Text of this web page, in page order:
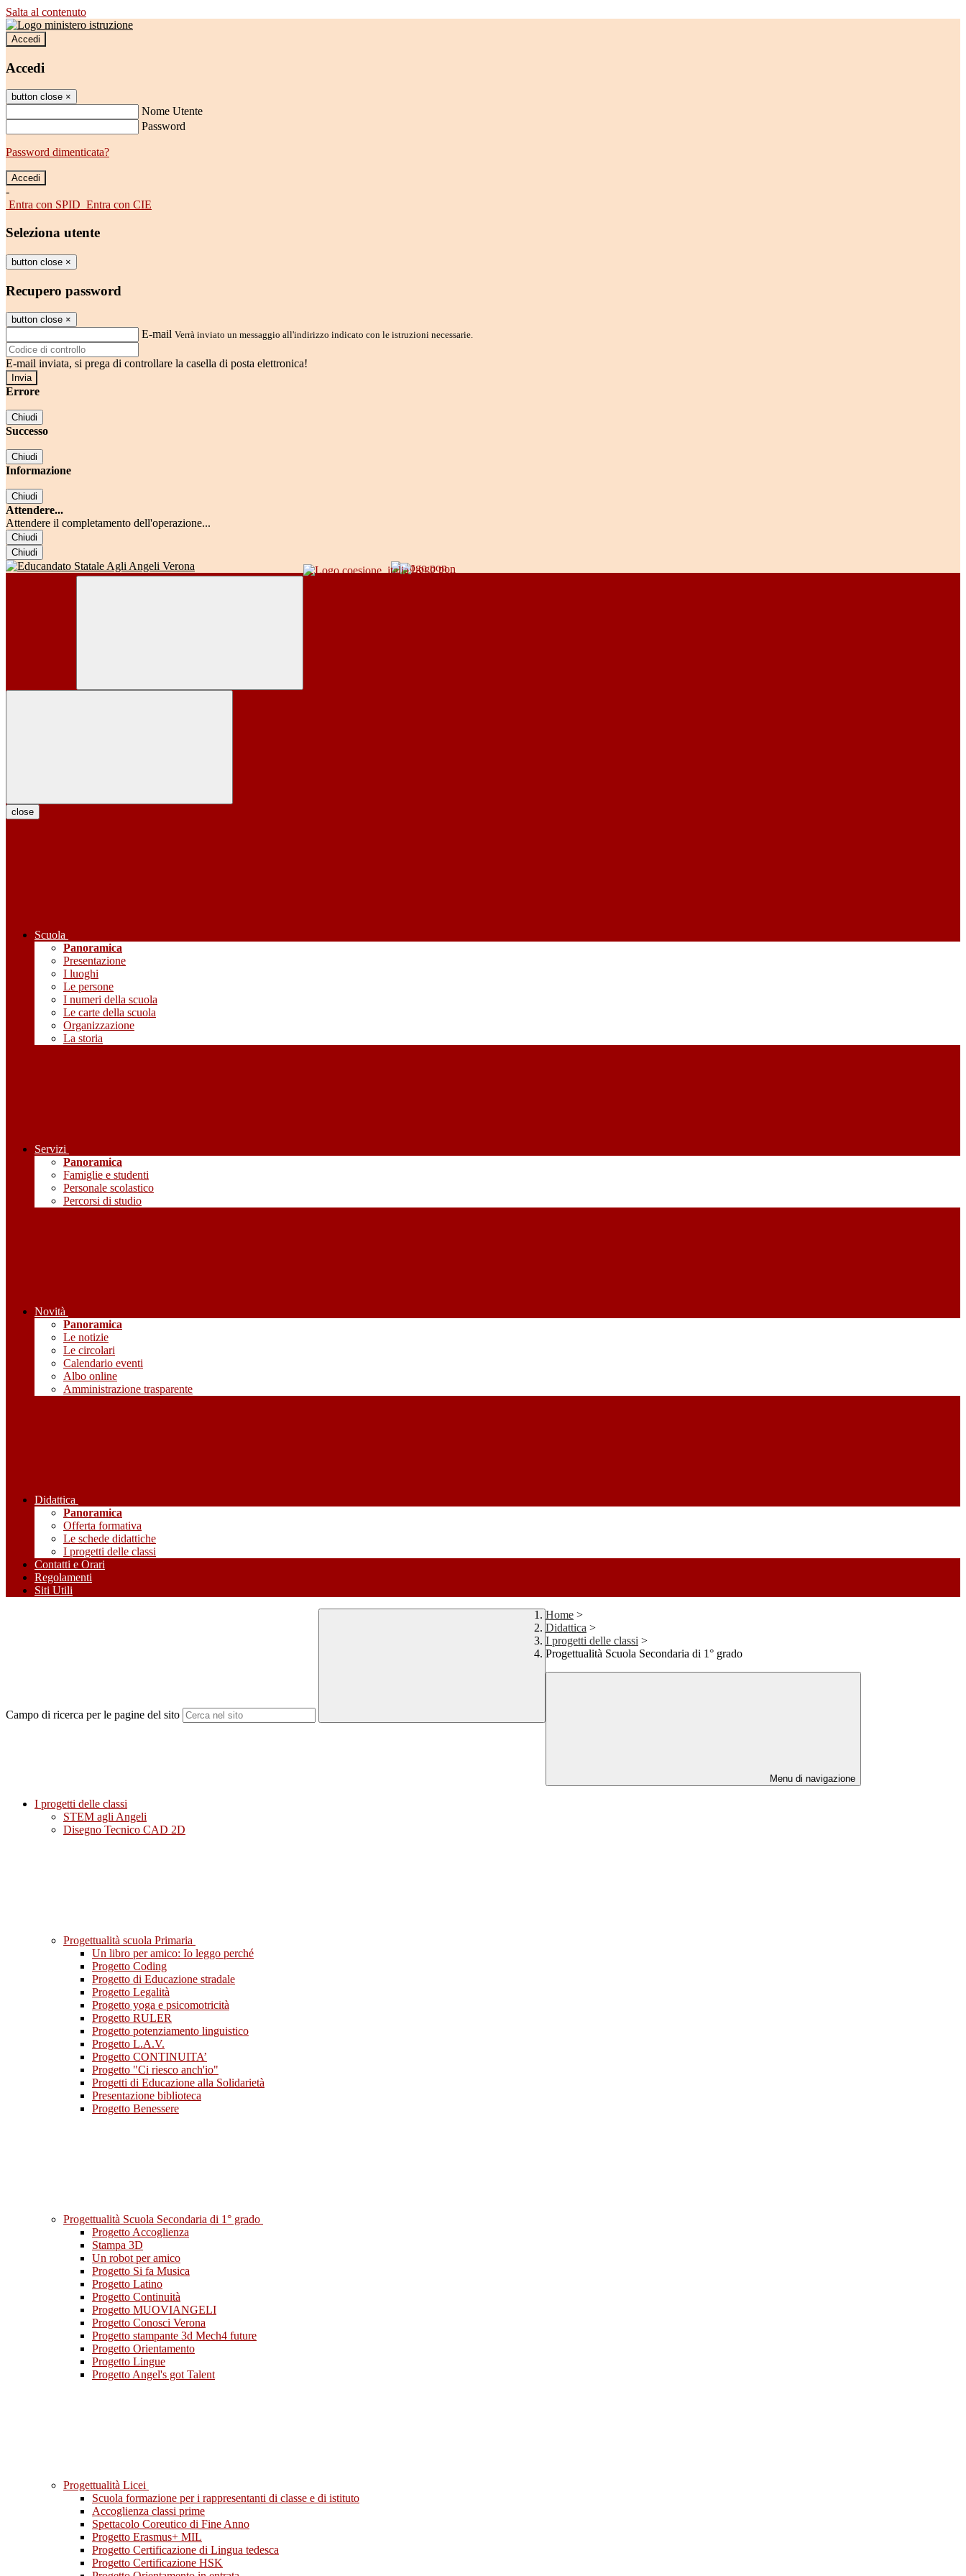
Salta al contenuto
Accedi
Accedi
button close ×
Nome Utente
Password
Password dimenticata?
-
Entra con SPID Entra con CIE
Seleziona utente
button close ×
Recupero password
button close ×
E-mail Verrà inviato un messaggio all'indirizzo indicato con le istruzioni necessarie.
E-mail inviata, si prega di controllare la casella di posta elettronica!
Errore
Chiudi
Successo
Chiudi
Informazione
Chiudi
Attendere...
Attendere il completamento dell'operazione...
Chiudi
Chiudi
close
Scuola
Panoramica
Presentazione
I luoghi
Le persone
I numeri della scuola
Le carte della scuola
Organizzazione
La storia
Servizi
Panoramica
Famiglie e studenti
Personale scolastico
Percorsi di studio
Novità
Panoramica
Le notizie
Le circolari
Calendario eventi
Albo online
Amministrazione trasparente
Didattica
Panoramica
Offerta formativa
Le schede didattiche
I progetti delle classi
Contatti e Orari
Regolamenti
Siti Utili
Campo di ricerca per le pagine del sito
Home >
Didattica >
I progetti delle classi >
Progettualità Scuola Secondaria di 1° grado
Menu di navigazione
I progetti delle classi
STEM agli Angeli
Disegno Tecnico CAD 2D
Progettualità scuola Primaria
Un libro per amico: Io leggo perché
Progetto Coding
Progetto di Educazione stradale
Progetto Legalità
Progetto yoga e psicomotricità
Progetto RULER
Progetto potenziamento linguistico
Progetto L.A.V.
Progetto CONTINUITA’
Progetto "Ci riesco anch'io"
Progetti di Educazione alla Solidarietà
Presentazione biblioteca
Progetto Benessere
Progettualità Scuola Secondaria di 1° grado
Progetto Accoglienza
Stampa 3D
Un robot per amico
Progetto Si fa Musica
Progetto Latino
Progetto Continuità
Progetto MUOVIANGELI
Progetto Conosci Verona
Progetto stampante 3d Mech4 future
Progetto Orientamento
Progetto Lingue
Progetto Angel's got Talent
Progettualità Licei
Scuola formazione per i rappresentanti di classe e di istituto
Accoglienza classi prime
Spettacolo Coreutico di Fine Anno
Progetto Erasmus+ MIL
Progetto Certificazione di Lingua tedesca
Progetto Certificazione HSK